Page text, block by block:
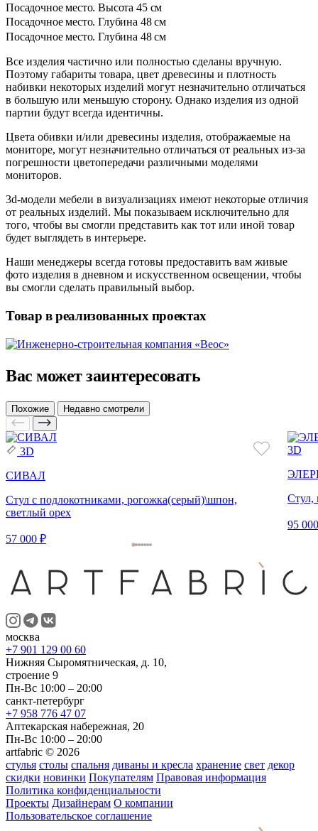
Посадочное место. Высота 45 см
Посадочное место. Глубина 48 см
Посадочное место. Глубина 48 см
Все изделия частично или полностью сделаны вручную.
Поэтому габариты товара, цвет древесины и плотность
набивки некоторых изделий могут незначительно отличаться
в большую или меньшую сторону. Однако изделия из одной
партии будут всегда идентичны.
Цвета обивки и/или древесины изделия, отображаемые на
мониторе, могут незначительно отличаться от реальных из-за
погрешности цветопередачи различными моделями
мониторов.
3d-модели мебели в визуализациях имеют некоторые отличия
от реальных изделий. Мы показываем исключительно для
того, чтобы вы смогли представить как тот или иной товар
будет выглядеть в интерьере.
Наши менеджеры всегда готовы предоставить вам живые
фото изделия в дневном и искусственном освещении, чтобы
вы смогли сделать правильный выбор.
Товар в реализованных проектах
Вас может заинтересовать
Похожие Недавно смотрели
3D
СИВАЛ
Стул с подлокотниками, рогожка(серый)\шпон,
светлый орех
57 000 ₽
3D
Стул,
95
москва
+7 901 129 00 60
Нижняя Сыромятническая, д. 10,
строение 9
Пн-Вс 10:00 – 20:00
санкт-петербург
+7 958 776 47 07
Аптекарская набережная, 20
Пн-Вс 10:00 – 20:00
artfabric © 2026
стулья столы спальня диваны и кресла хранение свет декор
скидки новинки Покупателям Правовая информация
Политика конфиденциальности
Проекты Дизайнерам О компании
Пользовательское соглашение